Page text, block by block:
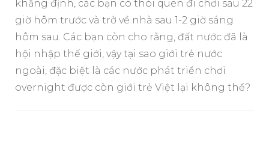
khẳng định, các bạn có thói quen đi chơi sau 22
giờ hôm trước và trở về nhà sau 1-2 giờ sáng
hôm sau. Các bạn còn cho rằng, đất nước đã là
hội nhập thế giới, vậy tại sao giới trẻ nước
ngoài, đặc biệt là các nước phát triển chơi
overnight được còn giới trẻ Việt lại không thể?